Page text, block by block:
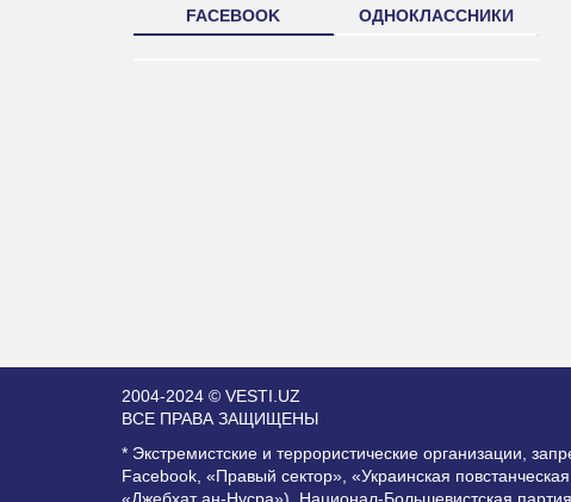
FACEBOOK ОДНОКЛАССНИКИ
2004-2024 © VESTI.UZ
ВСЕ ПРАВА ЗАЩИЩЕНЫ
* Экстремистские и террористические организации,
Facebook, «Правый сектор», «Украинская
«Джебхат ан-Нусра»), Национал-Большевистская